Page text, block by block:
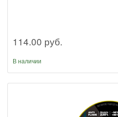
114.00 руб.
В наличии